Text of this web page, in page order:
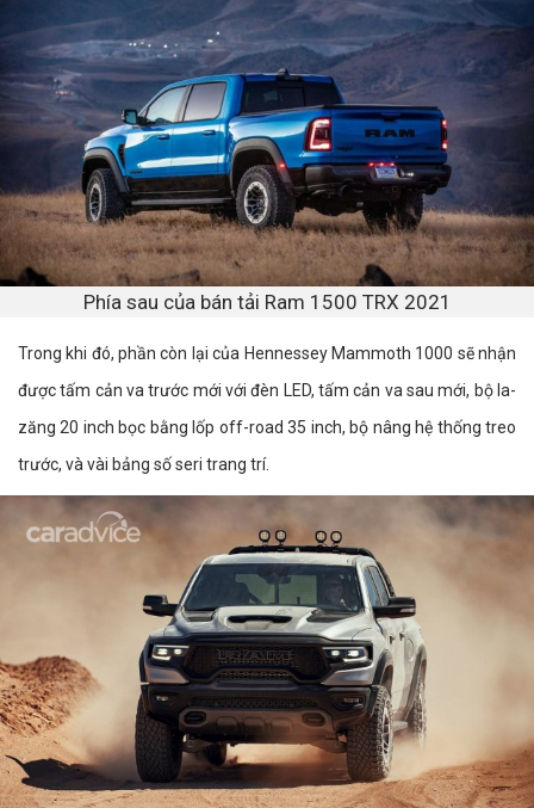
Phía sau của bán tải Ram 1500 TRX 2021
Trong khi đó, phần còn lại của Hennessey Mammoth 1000 sẽ nhận
được tấm cản va trước mới với đèn LED, tấm cản va sau mới, bộ la-
zăng 20 inch bọc bằng lốp off-road 35 inch, bộ nâng hệ thống treo
trước, và vài bảng số seri trang trí.